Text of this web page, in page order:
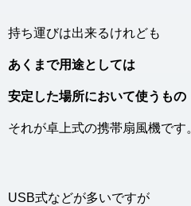
持ち運びは出来るけれども
あくまで用途としては
安定した場所において使うもの
それが卓上式の携帯扇風機です
USB式などが多いですが